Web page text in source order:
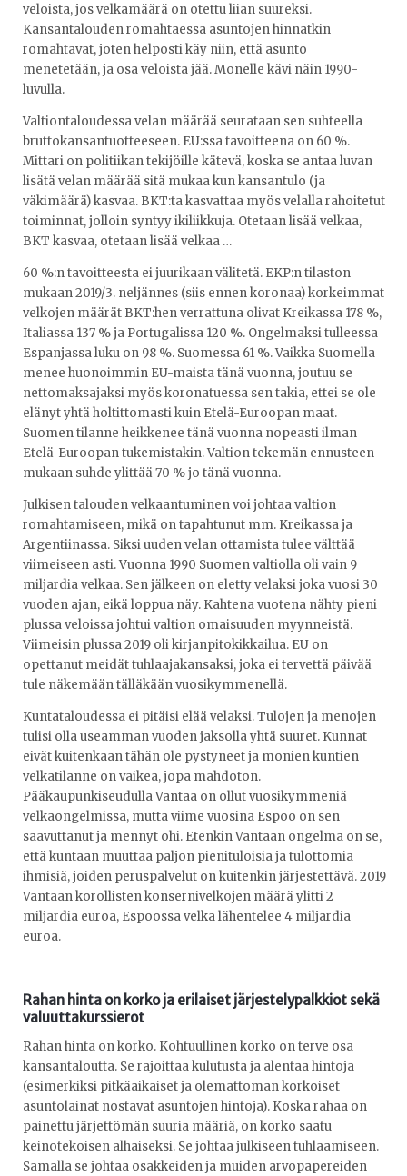
veloista, jos velkamäärä on otettu liian suureksi.
Kansantalouden romahtaessa asuntojen hinnatkin
romahtavat, joten helposti käy niin, että asunto
menetetään, ja osa veloista jää. Monelle kävi näin 1990-
luvulla.
Valtiontaloudessa velan määrää seurataan sen suhteella
bruttokansantuotteeseen. EU:ssa tavoitteena on 60 %.
Mittari on politiikan tekijöille kätevä, koska se antaa luvan
lisätä velan määrää sitä mukaa kun kansantulo (ja
väkimäärä) kasvaa. BKT:ta kasvattaa myös velalla rahoitetut
toiminnat, jolloin syntyy ikiliikkuja. Otetaan lisää velkaa,
BKT kasvaa, otetaan lisää velkaa …
60 %:n tavoitteesta ei juurikaan välitetä. EKP:n tilaston
mukaan 2019/3. neljännes (siis ennen koronaa) korkeimmat
velkojen määrät BKT:hen verrattuna olivat Kreikassa 178 %,
Italiassa 137 % ja Portugalissa 120 %. Ongelmaksi tulleessa
Espanjassa luku on 98 %. Suomessa 61 %. Vaikka Suomella
menee huonoimmin EU-maista tänä vuonna, joutuu se
nettomaksajaksi myös koronatuessa sen takia, ettei se ole
elänyt yhtä holtittomasti kuin Etelä-Euroopan maat.
Suomen tilanne heikkenee tänä vuonna nopeasti ilman
Etelä-Euroopan tukemistakin. Valtion tekemän ennusteen
mukaan suhde ylittää 70 % jo tänä vuonna.
Julkisen talouden velkaantuminen voi johtaa valtion
romahtamiseen, mikä on tapahtunut mm. Kreikassa ja
Argentiinassa. Siksi uuden velan ottamista tulee välttää
viimeiseen asti. Vuonna 1990 Suomen valtiolla oli vain 9
miljardia velkaa. Sen jälkeen on eletty velaksi joka vuosi 30
vuoden ajan, eikä loppua näy. Kahtena vuotena nähty pieni
plussa veloissa johtui valtion omaisuuden myynneistä.
Viimeisin plussa 2019 oli kirjanpitokikkailua. EU on
opettanut meidät tuhlaajakansaksi, joka ei tervettä päivää
tule näkemään tälläkään vuosikymmenellä.
Kuntataloudessa ei pitäisi elää velaksi. Tulojen ja menojen
tulisi olla useamman vuoden jaksolla yhtä suuret. Kunnat
eivät kuitenkaan tähän ole pystyneet ja monien kuntien
velkatilanne on vaikea, jopa mahdoton.
Pääkaupunkiseudulla Vantaa on ollut vuosikymmeniä
velkaongelmissa, mutta viime vuosina Espoo on sen
saavuttanut ja mennyt ohi. Etenkin Vantaan ongelma on se,
että kuntaan muuttaa paljon pienituloisia ja tulottomia
ihmisiä, joiden peruspalvelut on kuitenkin järjestettävä. 2019
Vantaan korollisten konsernivelkojen määrä ylitti 2
miljardia euroa, Espoossa velka lähentelee 4 miljardia
euroa.
Rahan hinta on korko ja erilaiset järjestelypalkkiot sekä
valuuttakurssierot
Rahan hinta on korko. Kohtuullinen korko on terve osa
kansantaloutta. Se rajoittaa kulutusta ja alentaa hintoja
(esimerkiksi pitkäaikaiset ja olemattoman korkoiset
asuntolainat nostavat asuntojen hintoja). Koska rahaa on
painettu järjettömän suuria määriä, on korko saatu
keinotekoisen alhaiseksi. Se johtaa julkiseen tuhlaamiseen.
Samalla se johtaa osakkeiden ja muiden arvopapereiden